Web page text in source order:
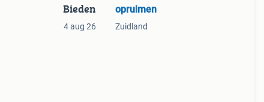
Bieden
4 aug 26
opruimen
Zuidland